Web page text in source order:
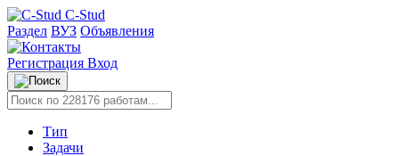
C-Stud
Раздел ВУЗ Объявления
Регистрация Вход
Тип
Задачи